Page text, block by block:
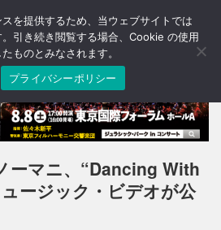
T
o
n
a
v
i
g
a
ーマニ、“Dancing With
ージック・ビデオが公
を提供するため、当ウェブサイトでは
引き続き閲覧する場合、Cookie の使用
ものとみなされます。
プライバシーポリシー